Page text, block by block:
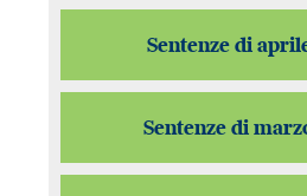
Sentenze di
Sentenze di